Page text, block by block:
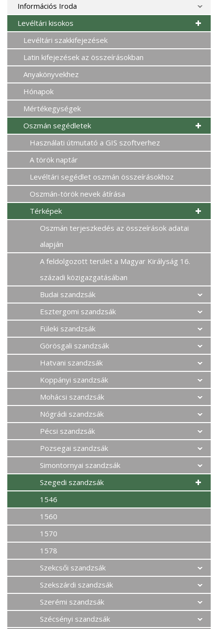
Információs Iroda
Levéltári kisokos
Levéltári szakkifejezések
Latin kifejezések az összeírásokban
Anyakönyvekhez
Hónapok
Mértékegységek
Oszmán segédletek
Használati útmutató a GIS szoftverhez
A török naptár
Levéltári segédlet oszmán összeírásokhoz
Oszmán-török nevek átírása
Térképek
Oszmán terjeszkedés az összeírások adatai
alapján
A feldolgozott terület a Magyar Királyság 16.
századi közigazgatásában
Budai szandzsák
Esztergomi szandzsák
Füleki szandzsák
Görösgali szandzsák
Hatvani szandzsák
Koppányi szandzsák
Mohácsi szandzsák
Nógrádi szandzsák
Pécsi szandzsák
Pozsegai szandzsák
Simontornyai szandzsák
Szegedi szandzsák
1546
1560
1570
1578
Szekcsői szandzsák
Szekszárdi szandzsák
Szerémi szandzsák
Szécsényi szandzsák